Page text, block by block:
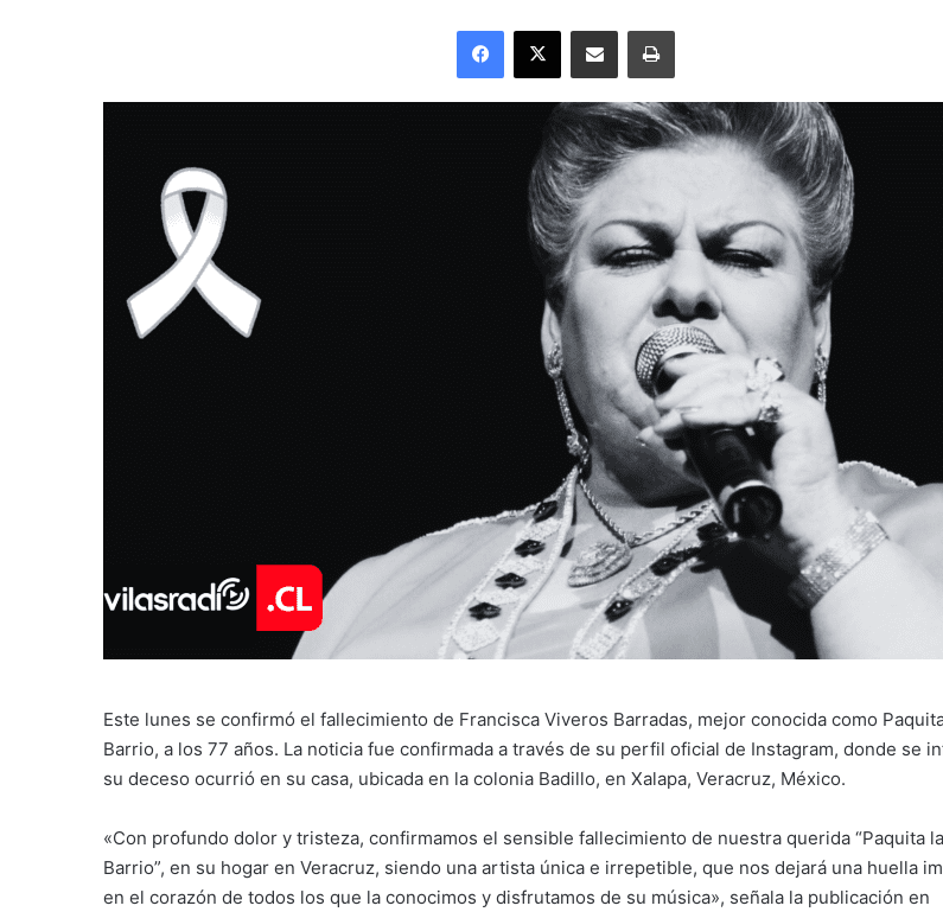
Facebook
X Enviar vía email Imprimir
Este lunes se confirmó el fallecimiento de Francisca Viveros Barradas, mejor conocida como
Barrio, a los 77 años. La noticia fue confirmada a través de su perfil oficial de Instagram, donde se
su deceso ocurrió en su casa, ubicada en la colonia Badillo, en Xalapa, Veracruz, México.
«Con profundo dolor y tristeza, confirmamos el sensible fallecimiento de nuestra querida “Paquita
Barrio”, en su hogar en Veracruz, siendo una artista única e irrepetible, que nos dejará una huella
en el corazón de todos los que la conocimos y disfrutamos de su música», señala la publicación en